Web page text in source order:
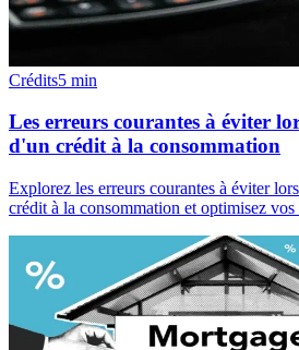
Crédits5 min
Les erreurs courantes à éviter
d'un crédit à la consommation
Explorez les erreurs courantes à éviter
crédit à la consommation et optimisez